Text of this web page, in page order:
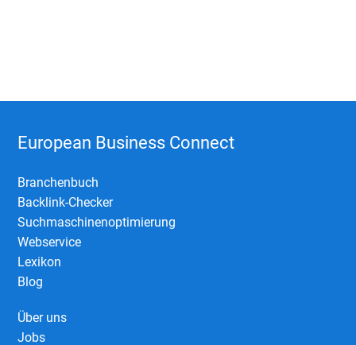
European Business Connect
Branchenbuch
Backlink-Checker
Suchmaschinenoptimierung
Webservice
Lexikon
Blog
Über uns
Jobs